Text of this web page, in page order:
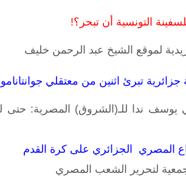
التونسية أن تبحر؟!
لموقع الشيخ عبد الرحمن خليف
جزائرية تبرئ اثنين من معتقلي
يوسف ندا للـ(الشروق) المصرية: حتى
المصري الجزائري على كرة القدم
لتحرير الشعب المصري